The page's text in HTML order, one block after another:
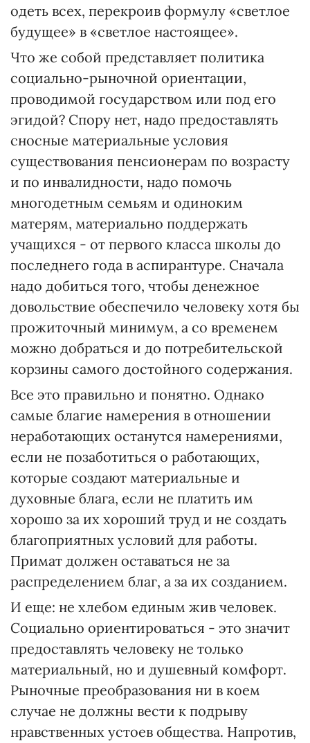
одеть всех, перекроив формулу «светлое
будущее» в «светлое настоящее».
Что же собой представляет политика
социально-рыночной ориентации,
проводимой государством или под его
эгидой? Спору нет, надо предоставлять
сносные материальные условия
существования пенсионерам по возрасту
и по инвалидности, надо помочь
многодетным семьям и одиноким
матерям, материально поддержать
учащихся - от первого класса школы до
последнего года в аспирантуре. Сначала
надо добиться того, чтобы денежное
довольствие обеспечило человеку хотя бы
прожиточный минимум, а со временем
можно добраться и до потребительской
корзины самого достойного содержания.
Все это правильно и понятно. Однако
самые благие намерения в отношении
неработающих останутся намерениями,
если не позаботиться о работающих,
которые создают материальные и
духовные блага, если не платить им
хорошо за их хороший труд и не создать
благоприятных условий для работы.
Примат должен оставаться не за
распределением благ, а за их созданием.
И еще: не хлебом единым жив человек.
Социально ориентироваться - это значит
предоставлять человеку не только
материальный, но и душевный комфорт.
Рыночные преобразования ни в коем
случае не должны вести к подрыву
нравственных устоев общества. Напротив,